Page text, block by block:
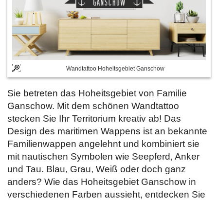
Wandtattoo Hoheitsgebiet Ganschow
Sie betreten das Hoheitsgebiet von Familie
Ganschow. Mit dem schönen Wandtattoo
stecken Sie Ihr Territorium kreativ ab! Das
Design des maritimen Wappens ist an bekannte
Familienwappen angelehnt und kombiniert sie
mit nautischen Symbolen wie Seepferd, Anker
und Tau. Blau, Grau, Weiß oder doch ganz
anders? Wie das Hoheitsgebiet Ganschow in
verschiedenen Farben aussieht, entdecken Sie